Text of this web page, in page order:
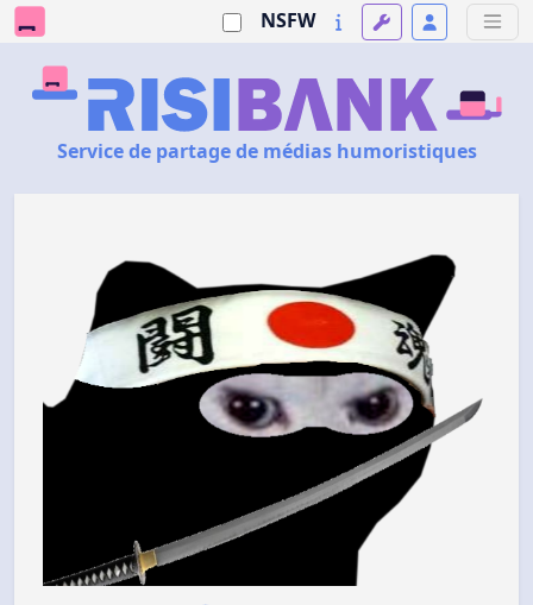
NSFW
Service de partage de médias humoristiques